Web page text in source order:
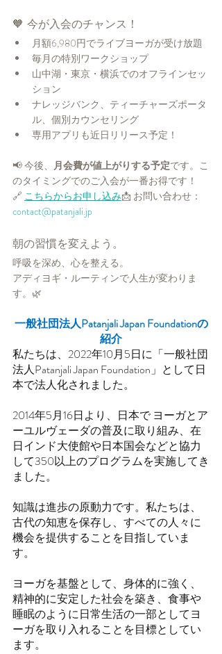
🧡 今が入会のチャンス！
月額6,980円でライブヨーガが受け放題
毎月の特別ワークショップ
山中湖・東京・横浜でのオフラインセッ
ション
ナレッジバンク、ティーチャーズポータ
ル、個別カウンセリング
専用アプリも近日リリース予定！
📢 今後、 月会費が値上がりする予定です。こ
のタイミングでのご入会が一番お得です！
🔗 こちらからお申し込み📩 お問い合わせ：
contact@patanjali.jp
朝の習慣を変えよう。
呼吸を深め、心を整える。
アディヨギ・ルーティンで人生が変わりま
す。🌿
一般社団法人Patanjali Japan Foundationの
紹介
私たちは、2022年10月5日に「一般社団
法人Patanjali Japan Foundation」として日
本で法人化されました。
2014年5月16日より、日本で ヨーガとア
ーユルヴェーダの普及に取り組み、在
日インド大使館や日本国会などと協力
して350以上のプログラムを実施してき
ました。
知識は進歩の原動力です。私たちは、
古代の知恵を保存し、すべての人々に
機会を提供することを目指していま
す。
ヨーガを基盤として、身体的に強く、
精神的に安定した社会を築き、食事や
睡眠のように日常生活の一部としてヨ
ーガを取り入れることを目標としてい
ます。